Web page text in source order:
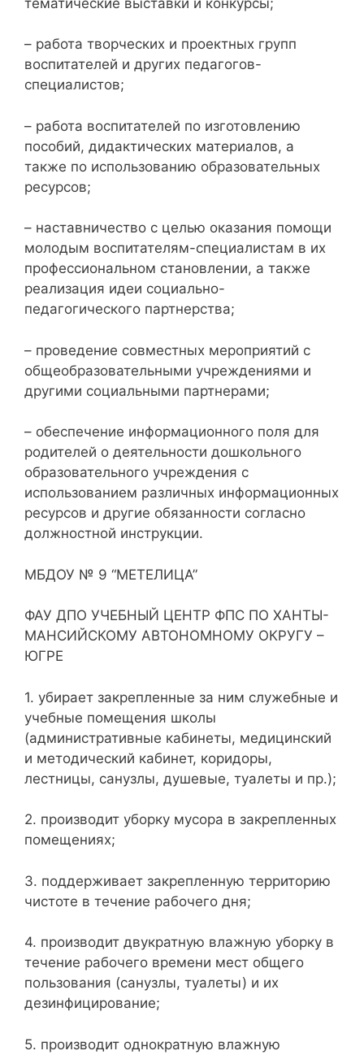
– работа творческих и проектных групп
воспитателей и других педагогов-
специалистов;
– работа воспитателей по изготовлению
пособий, дидактических материалов, а
также по использованию образовательных
ресурсов;
– наставничество с целью оказания помощи
молодым воспитателям-специалистам в их
профессиональном становлении, а также
реализация идеи социально-
педагогического партнерства;
– проведение совместных мероприятий с
общеобразовательными учреждениями и
другими социальными партнерами;
– обеспечение информационного поля для
родителей о деятельности дошкольного
образовательного учреждения с
использованием различных информационных
ресурсов и другие обязанности согласно
должностной инструкции.
МБДОУ № 9 “МЕТЕЛИЦА”
ФАУ ДПО УЧЕБНЫЙ ЦЕНТР ФПС ПО ХАНТЫ-
МАНСИЙСКОМУ АВТОНОМНОМУ ОКРУГУ –
ЮГРЕ
1. убирает закрепленные за ним служебные и
учебные помещения школы
(административные кабинеты, медицинский
и методический кабинет, коридоры,
лестницы, санузлы, душевые, туалеты и пр.);
2. производит уборку мусора в закрепленных
помещениях;
3. поддерживает закрепленную территорию
чистоте в течение рабочего дня;
4. производит двукратную влажную уборку в
течение рабочего времени мест общего
пользования (санузлы, туалеты) и их
дезинфицирование;
5. производит однократную влажную